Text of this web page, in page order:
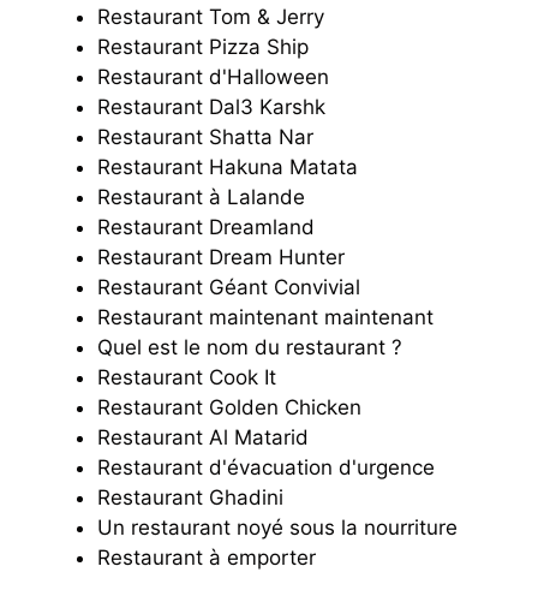
Restaurant Tom & Jerry
Restaurant Pizza Ship
Restaurant d'Halloween
Restaurant Dal3 Karshk
Restaurant Shatta Nar
Restaurant Hakuna Matata
Restaurant à Lalande
Restaurant Dreamland
Restaurant Dream Hunter
Restaurant Géant Convivial
Restaurant maintenant maintenant
Quel est le nom du restaurant ?
Restaurant Cook It
Restaurant Golden Chicken
Restaurant Al Matarid
Restaurant d'évacuation d'urgence
Restaurant Ghadini
Un restaurant noyé sous la nourriture
Restaurant à emporter